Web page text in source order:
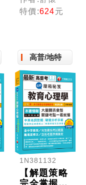
名師壓箱秘
笈--教育哲
考/各類特
考〕
特價:624元
高普/地特
1N381132
【解題策略